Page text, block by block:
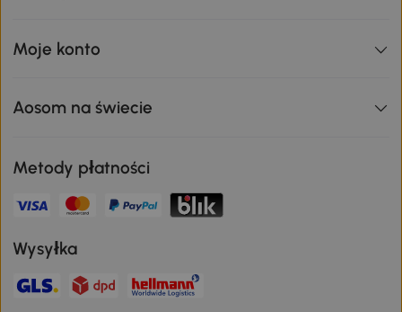
Moje konto
Aosom na świecie
Metody płatności
Wysyłka